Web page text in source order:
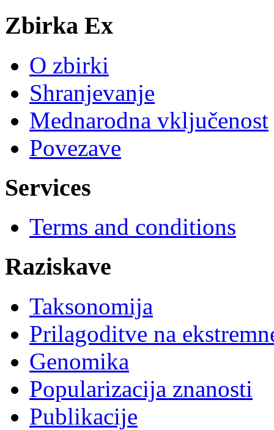
Zbirka Ex
O zbirki
Shranjevanje
Mednarodna vključenost
Povezave
Services
Terms and conditions
Raziskave
Taksonomija
Prilagoditve na
Genomika
Popularizacija znanosti
Publikacije